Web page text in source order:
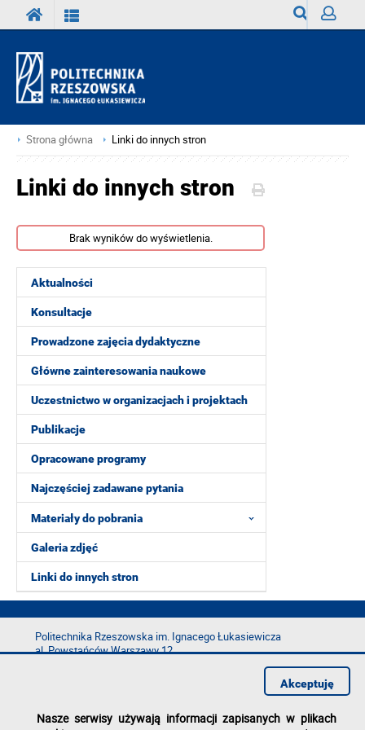
Strona główna Linki do innych stron
Aktualności
Konsultacje
Prowadzone zajęcia dydaktyczne
Główne zainteresowania naukowe
Uczestnictwo w organizacjach i projektach
Publikacje
Opracowane programy
Najczęściej zadawane pytania
Materiały do pobrania
Galeria zdjęć
Linki do innych stron
Linki do innych stron
Brak wyników do wyświetlenia.
Politechnika Rzeszowska im. Ignacego Łukasiewicza
al. Powstańców Warszawy 12
e-mail:kancelaria@prz.edu.pl
Nasze serwisy używają informacji zapisanych w plikach
Akceptuję